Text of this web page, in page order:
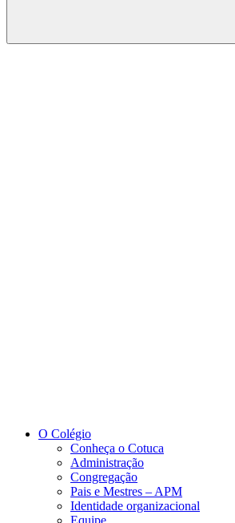
Buscar
O Colégio
Conheça o Cotuca
Administração
Congregação
Pais e Mestres – APM
Identidade organizacional
Equipe